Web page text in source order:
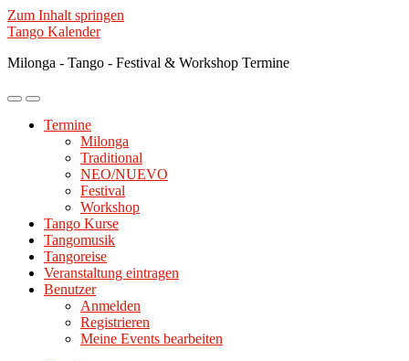
Zum Inhalt springen
Tango Kalender
Milonga - Tango - Festival & Workshop Termine
Mobile-
ein-/ausblenden
Suchfeld
ein-/ausblenden
Termine
Milonga
Traditional
NEO/NUEVO
Festival
Workshop
Tango Kurse
Tangomusik
Tangoreise
Veranstaltung eintragen
Benutzer
Anmelden
Registrieren
Meine Events bearbeiten